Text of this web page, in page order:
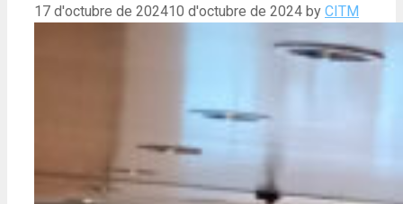
17 d'octubre de 202410 d'octubre de 2024 by CITM